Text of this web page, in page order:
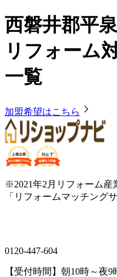
西磐井郡平
リフォーム
一覧
加盟希望はこちら
※2021年2月リフォーム産
「リフォームマッチング
0120-447-604
【受付時間】朝10時～夜9